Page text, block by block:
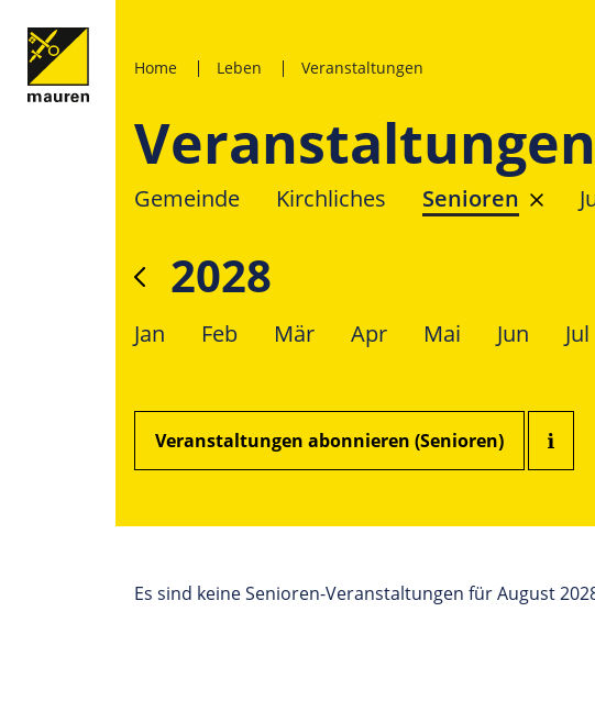
Home Leben Veranstaltungen
Veranstaltungen
Gemeinde Kirchliches Senioren
2028
Jan Feb Mär Apr Mai Jun Jul
Veranstaltungen abonnieren (Senioren)
Es sind keine Senioren-Veranstaltungen für August